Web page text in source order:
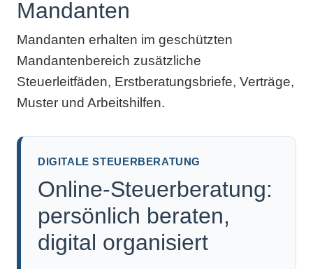
Mandanten
Mandanten erhalten im geschützten
Mandantenbereich zusätzliche
Steuerleitfäden, Erstberatungsbriefe, Verträge,
Muster und Arbeitshilfen.
DIGITALE STEUERBERATUNG
Online-Steuerberatung:
persönlich beraten,
digital organisiert